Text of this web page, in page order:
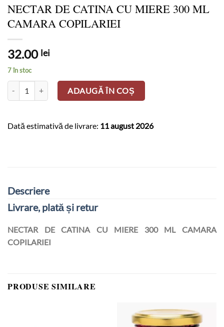
NECTAR DE CATINA CU MIERE 300 ML
CAMARA COPILARIEI
32.00 lei
7 în stoc
Cantitate NECTAR DE CATINA CU MIERE 300 ML CAMARA
ADAUGĂ ÎN COȘ
Dată estimativă de livrare: 11 august 2026
Descriere
Livrare, plată și retur
NECTAR DE CATINA CU MIERE 300 ML CAMARA
COPILARIEI
PRODUSE SIMILARE